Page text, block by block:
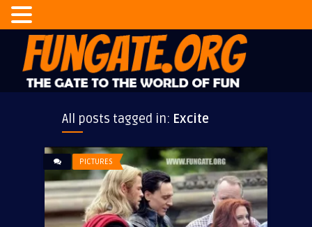
All posts tagged in: Excite
PICTURES